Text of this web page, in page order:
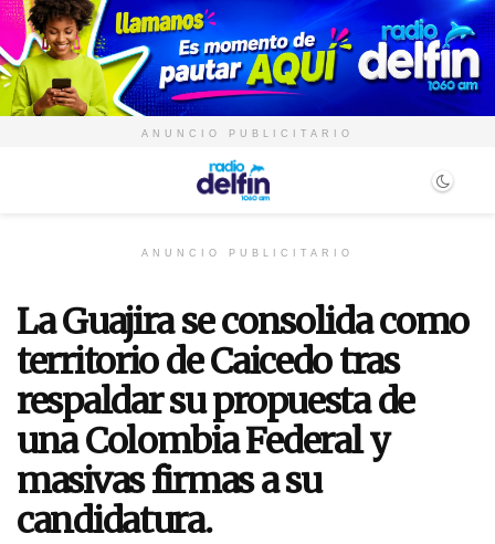
ANUNCIO PUBLICITARIO
ANUNCIO PUBLICITARIO
La Guajira se consolida como
territorio de Caicedo tras
respaldar su propuesta de
una Colombia Federal y
masivas firmas a su
candidatura.